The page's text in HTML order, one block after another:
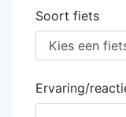
Soort fiets
Ervaring/